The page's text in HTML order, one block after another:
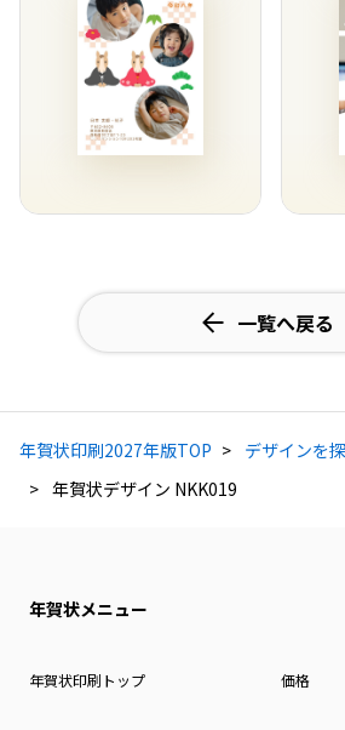
一覧へ戻る
年賀状印刷2027年版TOP
デザインを
年賀状デザイン NKK019
年賀状メニュー
年賀状印刷トップ 価格